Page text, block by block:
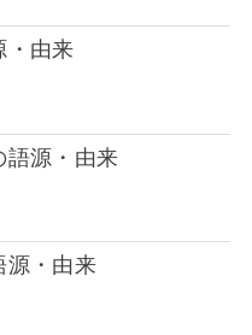
・由来
源・由来
源・由来